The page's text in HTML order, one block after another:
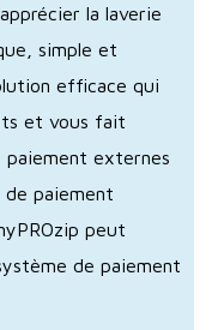
la laverie
simple et
efficace qui
et vous fait
paiement externes
de paiement
peut
de paiement